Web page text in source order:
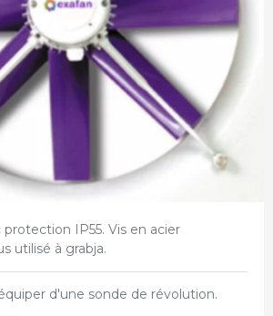
IP55. Vis en acier
utilisé à grabja.
d'une sonde de révolution.